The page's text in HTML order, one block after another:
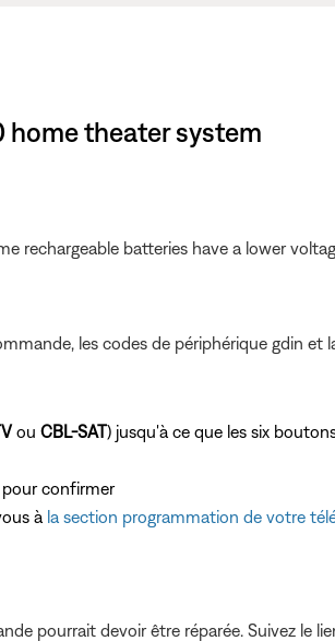
home theater system
rechargeable batteries have a lower
les codes de périphérique gdin
ou CBL-SAT) jusqu'à ce que les six
pour confirmer
à la section programmation de votre
pourrait devoir être réparée. Suivez le